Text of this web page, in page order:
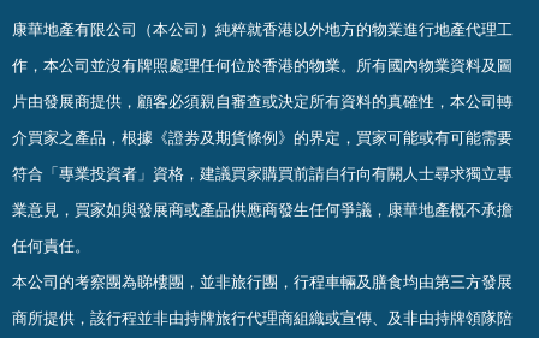
康華地產有限公司（本公司）純粹就香港以外地方的物業進行地產代理工
作，本公司並沒有牌照處理任何位於香港的物業。 所有國內物業資料及圖
片由發展商提供，顧客必須親自審查或決定所有資料的真確性 ， 本公司轉
介買家之產品，根據《證劵及期貨條例》的界定，買家可能或有可能需要
符合「專業投資者」資格，建議買家購買前請自行向有關人士尋求獨立專
業意見，買家如與發展商或產品供應商發生任何爭議，康華地產概不承擔
任何責任。
本公司的考察團為睇樓團，並非旅行團，行程車輛及膳食均由第三方發展
商所提供，該行程並非由持牌旅行代理商組織或宣傳、及非由持牌領隊陪